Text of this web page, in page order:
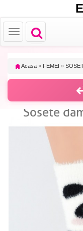
Toggle
navigation
Toggle
navigation
Acasa » FEMEI »
Sosete